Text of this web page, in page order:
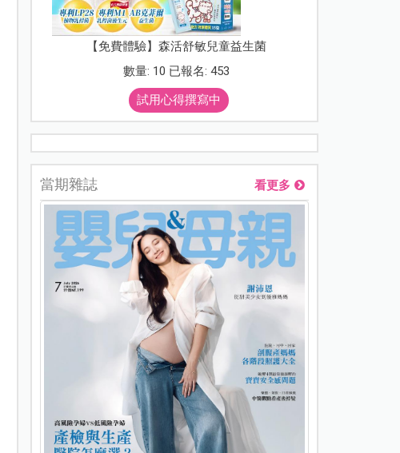
【免費體驗】森活舒敏兒童益生菌
數量: 10 已報名: 453
試用心得撰寫中
當期雜誌 看更多